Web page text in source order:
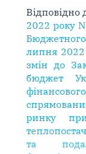
Відповідно
2022 року
липня
змін до
бюджет
ринку
та